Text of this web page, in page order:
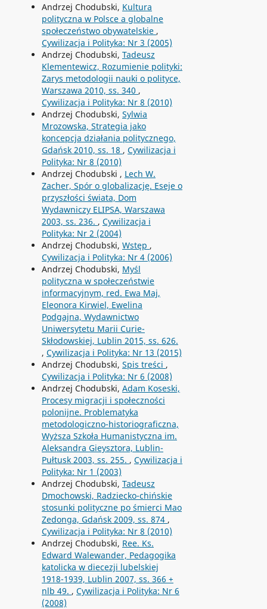
Andrzej Chodubski, Kultura
polityczna w Polsce a globalne
społeczeństwo obywatelskie ,
Cywilizacja i Polityka: Nr 3 (2005)
Andrzej Chodubski, Tadeusz
Klementewicz, Rozumienie polityki:
Zarys metodologii nauki o polityce,
Warszawa 2010, ss. 340 ,
Cywilizacja i Polityka: Nr 8 (2010)
Andrzej Chodubski, Sylwia
Mrozowska, Strategia jako
koncepcja działania politycznego,
Gdańsk 2010, ss. 18 , Cywilizacja i
Polityka: Nr 8 (2010)
Andrzej Chodubski , Lech W.
Zacher, Spór o globalizację. Eseje o
przyszłości świata, Dom
Wydawniczy ELIPSA, Warszawa
2003, ss. 236. , Cywilizacja i
Polityka: Nr 2 (2004)
Andrzej Chodubski, Wstęp ,
Cywilizacja i Polityka: Nr 4 (2006)
Andrzej Chodubski, Myśl
polityczna w społeczeństwie
informacyjnym, red. Ewa Maj,
Eleonora Kirwiel, Ewelina
Podgajna, Wydawnictwo
Uniwersytetu Marii Curie-
Skłodowskiej, Lublin 2015, ss. 626.
, Cywilizacja i Polityka: Nr 13 (2015)
Andrzej Chodubski, Spis treści ,
Cywilizacja i Polityka: Nr 6 (2008)
Andrzej Chodubski, Adam Koseski,
Procesy migracji i społeczności
polonijne. Problematyka
metodologiczno-historiograficzna,
Wyższa Szkoła Humanistyczna im.
Aleksandra Gieysztora, Lublin-
Pułtusk 2003, ss. 255. , Cywilizacja i
Polityka: Nr 1 (2003)
Andrzej Chodubski, Tadeusz
Dmochowski, Radziecko-chińskie
stosunki polityczne po śmierci Mao
Zedonga, Gdańsk 2009, ss. 874 ,
Cywilizacja i Polityka: Nr 8 (2010)
Andrzej Chodubski, Ree. Ks.
Edward Walewander, Pedagogika
katolicka w diecezji lubelskiej
1918-1939, Lublin 2007, ss. 366 +
nlb 49. , Cywilizacja i Polityka: Nr 6
(2008)